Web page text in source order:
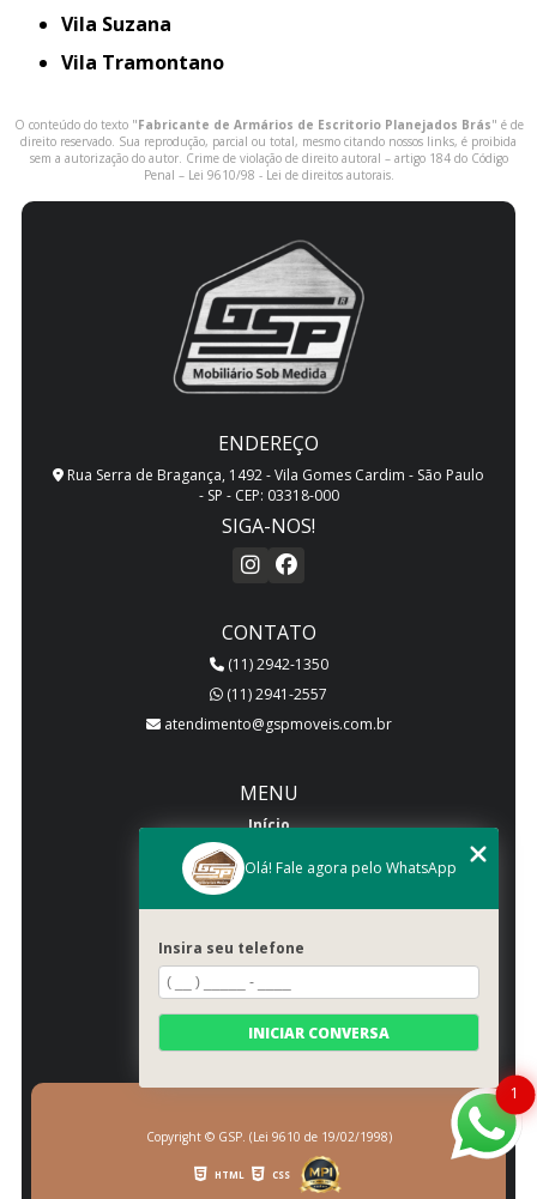
Vila Suzana
Vila Tramontano
O conteúdo do texto "Fabricante de Armários de Escritorio Planejados Brás" é de
direito reservado. Sua reprodução, parcial ou total, mesmo citando nossos links, é proibida
sem a autorização do autor. Crime de violação de direito autoral – artigo 184 do Código
Penal – Lei 9610/98 - Lei de direitos autorais.
ENDEREÇO
Rua Serra de Bragança, 1492 - Vila Gomes Cardim - São Paulo
- SP - CEP: 03318-000
SIGA-NOS!
CONTATO
(11) 2942-1350
(11) 2941-2557
atendimento@gspmoveis.com.br
MENU
Início
Quem somos
Galeria
Categorias
Contato
Mapa do site
Copyright © GSP. (Lei 9610 de 19/02/1998)
HTML CSS
1
Olá! Fale agora pelo WhatsApp
Insira seu telefone
INICIAR CONVERSA